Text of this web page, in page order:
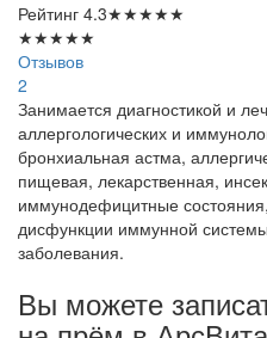
Рейтинг 4.3★★★★★
★★★★★
Отзывов
2
Занимается диагностикой и
аллергологических и
бронхиальная астма,
пищевая, лекарственная,
иммунодефицитные
дисфункции иммунной
заболевания.
Вы можете